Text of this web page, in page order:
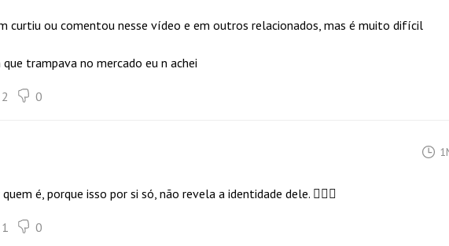
curtiu ou comentou nesse vídeo e em outros relacionados, mas é muito difícil
trampava no mercado eu n achei
2 0
é, porque isso por si só, não revela a identidade dele. 🤷🏻‍♀️
1 0